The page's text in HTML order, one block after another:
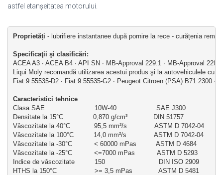
astfel etanşeitatea motorului.
Proprietăți - lubrifiere instantanee după pornire la rece - curățenia
Specificaţii şi clasificări:
ACEA A3 ∙ ACEA B4 ∙ API SN ∙ MB-Approval 229.1 ∙ MB-Approval
Liqui Moly recomandă utilizarea acestui produs şi la autovehiculele cu
Fiat 9.55535-D2 ∙ Fiat 9.55535-G2 ∙ Peugeot Citroen (PSA) B71 2300 ∙
Caracteristici tehnice
Clasa SAE                         10W-40                    SAE J300
Densitate la 15°C               0,870 g/cm³             DIN 51757
Vâscozitate la 40°C            95,5 mm²/s              ASTM D 7042-04
Vâscozitate la 100°C          14,0 mm²/s              ASTM D 7042-04
Vâscozitate la -30°C           < 60000 mPas          ASTM D 4684
Vâscozitate la -25°C           <=7000 mPas           ASTM D 5293
Indice de vâscozitate          150                           DIN ISO 2909
HTHS la 150°C                   >= 3,5 mPas             ASTM D 5481